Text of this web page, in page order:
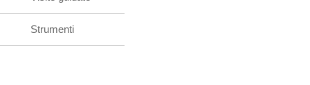
Strumenti